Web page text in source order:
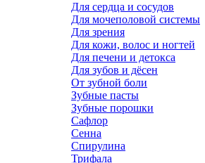
Для сердца и сосудов
Для мочеполовой системы
Для зрения
Для кожи, волос и ногтей
Для печени и детокса
Для зубов и дёсен
От зубной боли
Зубные пасты
Зубные порошки
Сафлор
Сенна
Спирулина
Трифала